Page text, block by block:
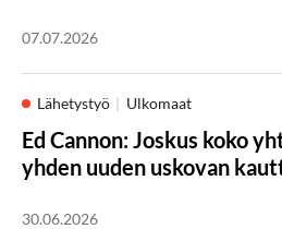
07.07.2026
Lähetystyö Ulkomaat
Ed Cannon: Joskus koko
yhden uuden uskovan
30.06.2026